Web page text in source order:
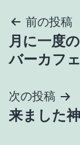
投
稿
ビ
前の投稿
月に一度
バーカフェ
次の投稿
来ました